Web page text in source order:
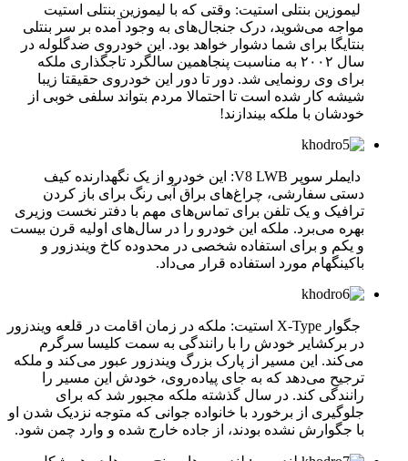
لیموزین بنتلی استیت: وقتی که با لیموزین بنتلی استیت
مواجه می‌شوید، درک جنجال‌های به وجود آمده بر سر بنتلی
بنتایگا برای شما دشوار خواهد بود. این خودروی ضدگلوله در
سال ۲۰۰۲ به مناسبت پنجاهمین سالگرد تاجگذاری ملکه
برای وی رونمایی شد. دور تا دور این خودروی حقیقتا زیبا
شیشه کار شده است تا احتمالا مردم بتواند سلفی خوبی از
خودشان با ملکه بیندازند!
دایملر سوپر V8 LWB: این خودرو از یک نگهدارنده کیف
دستی سفارشی، چراغ‌های براق آبی رنگ برای باز کردن
ترافیک و یک تلفن برای تماس‌های مهم با دفتر نخست وزیری
بهره می‌برد. ملکه این خودرو را در سال‌های اولیه قرن بیست
و یکم و برای استفاده شخصی در محدوده کاخ ویندزور و
باکینگهام مورد استفاده قرار می‌داد.
جگوار X-Type استیت: ملکه در زمان اقامت در قلعه ویندزور
در برکشایر خودش را با رانندگی به سمت کلیسا سرگرم
می‌کند. این مسیر از پارک بزرگ ویندزور عبور می‌کند و ملکه
ترجیح می‌دهد که به جای پیاده‌روی، خودش این مسیر را
رانندگی کند. در سال گذشته ملکه مجبور شد که برای
جلوگیری از برخورد با خانواده جوانی که متوجه نزدیک شدن او
با جگوارش نشده بودند، از جاده خارج شده و وارد چمن شود.